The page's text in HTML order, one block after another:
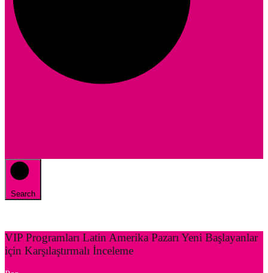
Search
VIP Programları Latin Amerika Pazarı Yeni Başlayanlar
için Karşılaştırmalı İnceleme